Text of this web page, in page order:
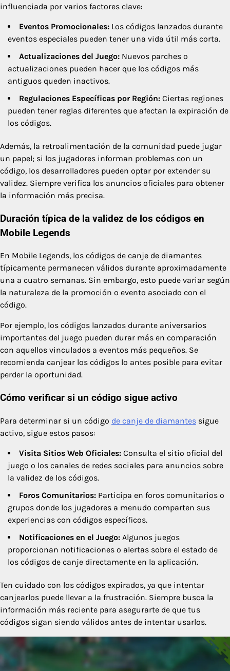
influenciada por varios factores clave:
Eventos Promocionales: Los códigos lanzados durante
eventos especiales pueden tener una vida útil más corta.
Actualizaciones del Juego: Nuevos parches o
actualizaciones pueden hacer que los códigos más
antiguos queden inactivos.
Regulaciones Específicas por Región: Ciertas regiones
pueden tener reglas diferentes que afectan la expiración de
los códigos.
Además, la retroalimentación de la comunidad puede jugar
un papel; si los jugadores informan problemas con un
código, los desarrolladores pueden optar por extender su
validez. Siempre verifica los anuncios oficiales para obtener
la información más precisa.
Duración típica de la validez de los códigos en
Mobile Legends
En Mobile Legends, los códigos de canje de diamantes
típicamente permanecen válidos durante aproximadamente
una a cuatro semanas. Sin embargo, esto puede variar según
la naturaleza de la promoción o evento asociado con el
código.
Por ejemplo, los códigos lanzados durante aniversarios
importantes del juego pueden durar más en comparación
con aquellos vinculados a eventos más pequeños. Se
recomienda canjear los códigos lo antes posible para evitar
perder la oportunidad.
Cómo verificar si un código sigue activo
Para determinar si un código de canje de diamantes sigue
activo, sigue estos pasos:
Visita Sitios Web Oficiales: Consulta el sitio oficial del
juego o los canales de redes sociales para anuncios sobre
la validez de los códigos.
Foros Comunitarios: Participa en foros comunitarios o
grupos donde los jugadores a menudo comparten sus
experiencias con códigos específicos.
Notificaciones en el Juego: Algunos juegos
proporcionan notificaciones o alertas sobre el estado de
los códigos de canje directamente en la aplicación.
Ten cuidado con los códigos expirados, ya que intentar
canjearlos puede llevar a la frustración. Siempre busca la
información más reciente para asegurarte de que tus
códigos sigan siendo válidos antes de intentar usarlos.